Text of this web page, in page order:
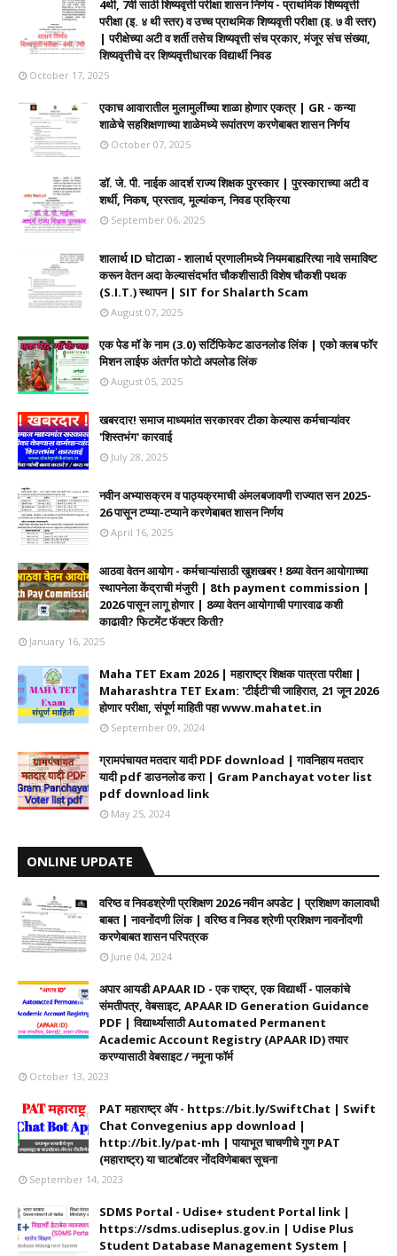
4थी, 7वी साठी शिष्यवृत्ती परीक्षा शासन निर्णय - प्राथमिक शिष्यवृत्ती
परीक्षा (इ. ४ थी स्तर) व उच्च प्राथमिक शिष्यवृत्ती परीक्षा (इ. ७ वी स्तर)
| परीक्षेच्या अटी व शर्ती तसेच शिष्यवृत्ती संच प्रकार, मंजूर संच संख्या,
शिष्यवृत्तीचे दर शिष्यवृत्तीधारक विद्यार्थी निवड
October 17, 2025
एकाच आवारातील मुलामुलींच्या शाळा होणार एकत्र | GR - कन्या
शाळेचे सहशिक्षणाच्या शाळेमध्ये रूपांतरण करणेबाबत शासन निर्णय
October 07, 2025
डॉ. जे. पी. नाईक आदर्श राज्य शिक्षक पुरस्कार | पुरस्काराच्या अटी व
शर्थी, निकष, प्रस्ताव, मूल्यांकन, निवड प्रक्रिया
September 06, 2025
शालार्थ ID घोटाळा - शालार्थ प्रणालीमध्ये नियमबाह्यरित्या नावे समाविष्ट
करून वेतन अदा केल्यासंदर्भात चौकशीसाठी विशेष चौकशी पथक
(S.I.T.) स्थापन | SIT for Shalarth Scam
August 07, 2025
एक पेड मॉ के नाम (3.0) सर्टिफिकेट डाउनलोड लिंक | एको क्लब फॉर
मिशन लाईफ अंतर्गत फोटो अपलोड लिंक
August 05, 2025
खबरदार! समाज माध्यमांत सरकारवर टीका केल्यास कर्मचाऱ्यांवर
'शिस्तभंग' कारवाई
July 28, 2025
नवीन अभ्यासक्रम व पाठ्यक्रमाची अंमलबजावणी राज्यात सन 2025-
26 पासून टप्प्या-टप्याने करणेबाबत शासन निर्णय
April 16, 2025
आठवा वेतन आयोग - कर्मचाऱ्यांसाठी खुशखबर ! 8व्या वेतन आयोगाच्या
स्थापनेला केंद्राची मंजुरी | 8th payment commission |
2026 पासून लागू होणार | 8व्या वेतन आयोगाची पगारवाढ कशी
काढावी? फिटमेंट फॅक्टर किती?
January 16, 2025
Maha TET Exam 2026 | महाराष्ट्र शिक्षक पात्रता परीक्षा |
Maharashtra TET Exam: 'टीईटी'ची जाहिरात, 21 जून 2026
होणार परीक्षा, संपूर्ण माहिती पहा www.mahatet.in
September 09, 2024
ग्रामपंचायत मतदार यादी PDF download | गावनिहाय मतदार
यादी pdf डाउनलोड करा | Gram Panchayat voter list
pdf download link
May 25, 2024
ONLINE UPDATE
वरिष्ठ व निवडश्रेणी प्रशिक्षण 2026 नवीन अपडेट | प्रशिक्षण कालावधी‌
बाबत | नावनोंदणी लिंक | वरिष्ठ व निवड श्रेणी प्रशिक्षण नावनोंदणी
करणेबाबत शासन परिपत्रक
June 04, 2024
अपार आयडी APAAR ID - एक राष्ट्र, एक विद्यार्थी - पालकांचे
संमतीपत्र, वेबसाइट, APAAR ID Generation Guidance
PDF | विद्यार्थ्यासाठी Automated Permanent
Academic Account Registry (APAAR ID) तयार
करण्यासाठी वेबसाइट / नमूना फॉर्म
October 13, 2023
PAT महाराष्ट्र ॲप - https://bit.ly/SwiftChat | Swift
Chat Convegenius app download |
http://bit.ly/pat-mh | पायाभूत चाचणीचे गुण PAT
(महाराष्ट्र) या चाटबॉटवर नोंदविणेबाबत सूचना
September 14, 2023
SDMS Portal - Udise+ student Portal link |
https://sdms.udiseplus.gov.in | Udise Plus
Student Database Management System |